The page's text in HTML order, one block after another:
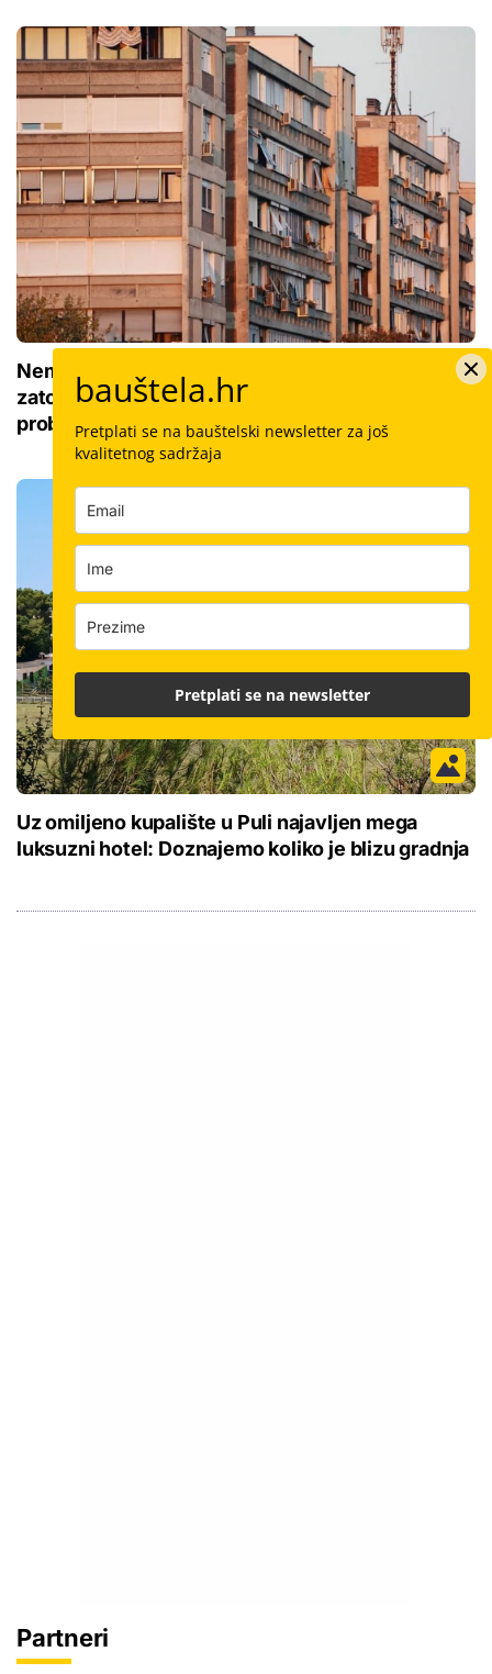
Nema više 'sin mi se ženi pa izađi iz stana', ali
zato su najmoprimci s djecom u velikom
problemu
Uz omiljeno kupalište u Puli najavljen mega
luksuzni hotel: Doznajemo koliko je blizu gradnja
Partneri
bauštela.hr
Pretplati se na bauštelski newsletter za još
kvalitetnog sadržaja
Pretplati se na newsletter